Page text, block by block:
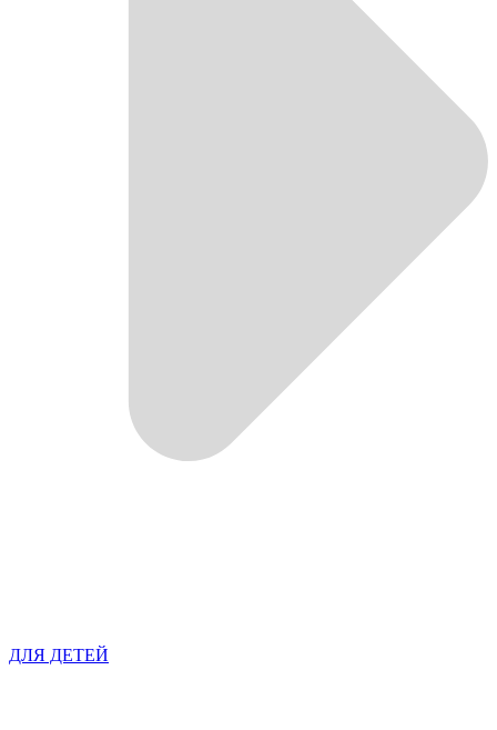
ДЛЯ ДЕТЕЙ